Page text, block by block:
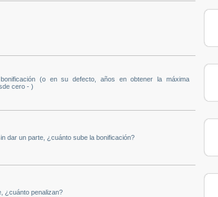
(o en su defecto, años en obtener la máxima
cero - )
dar un parte, ¿cuánto sube la bonificación?
¿cuánto penalizan?